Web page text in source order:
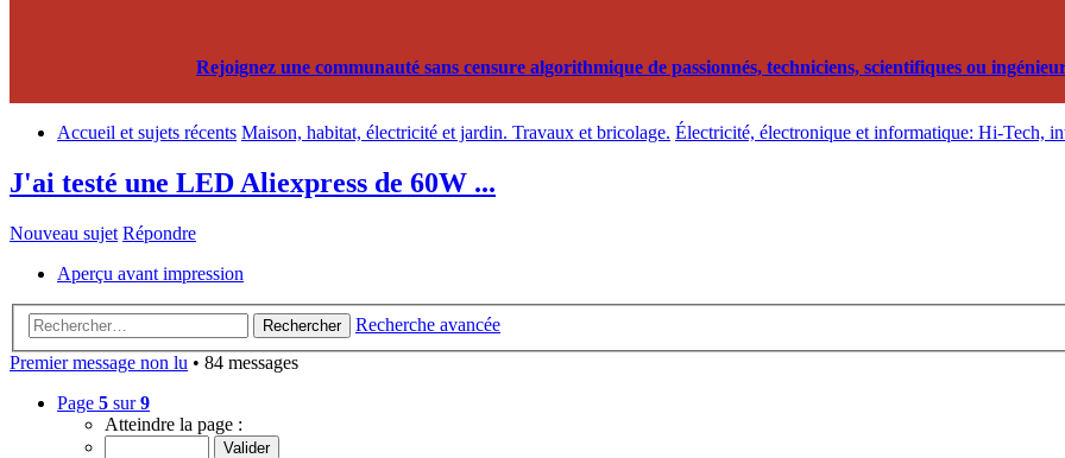
Rejoignez une communauté sans censure algorithmique de passionnés, techniciens, scientifiques ou
Accueil et sujets récents Maison, habitat, électricité et jardin. Travaux et bricolage. Électricité, électronique et informatique: Hi-Tech,
J'ai testé une LED Aliexpress de 60W ...
Nouveau sujet Répondre
Aperçu avant impression
Rechercher
Recherche avancée
Premier message non lu • 84 messages
Page 5 sur9
Atteindre la page :